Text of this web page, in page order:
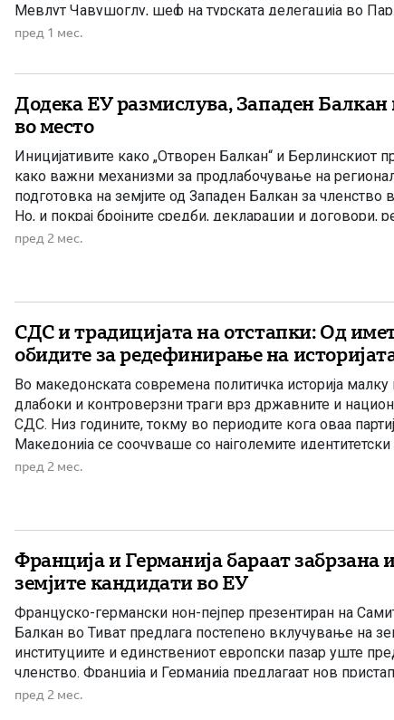
Мевлут Чавушоглу, шеф на турската делегација во
собрание на НАТО и поранешен министер за
пред 1 мес.
Додека ЕУ размислува, Западен Балкан
во место
Иницијативите како „Отворен Балкан“ и Берлинскиот
како важни механизми за продлабочување на
подготовка на земјите од Западен Балкан за членство
Но, и покрај бројните средби, декларации и договори,
далеку под очекувањата. Дел од договореното
пред 2 мес.
СДС и традицијата на отстапки: Од
обидите за редефинирање на
Во македонската современа политичка историја малку
длабоки и контроверзни траги врз државните и
СДС. Низ годините, токму во периодите кога оваа
Македонија се соочуваше со најголемите
од промената на државното знаме, преку промената на
пред 2 мес.
Франција и Германија бараат забрзана
земјите кандидати во ЕУ
Француско-германски нон-пејпер презентиран на
Балкан во Тиват предлага постепено вклучување на
институциите и единствениот европски пазар уште
членство. Франција и Германија предлагаат нов
европската интеграција на земјите кандидати, кој би
пред 2 мес.